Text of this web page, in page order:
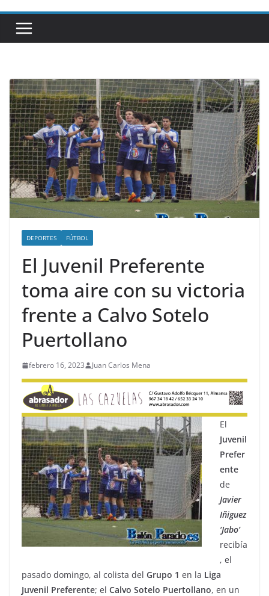
DEPORTES FÚTBOL
El Juvenil Preferente
toma aire con su victoria
frente a Calvo Sotelo
Puertollano
febrero 16, 2023 Juan Carlos Mena
El
Juvenil
Prefer
ente
de
Javier
Iñiguez
‘Jabo’
recibía
, el
pasado domingo, al colista del Grupo 1 en la Liga
Juvenil Preferente; el Calvo Sotelo Puertollano, en un